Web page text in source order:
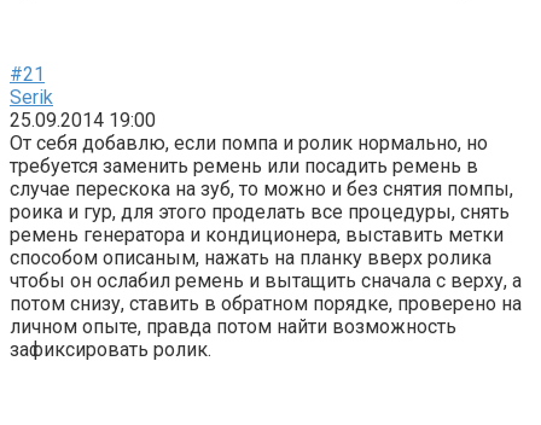
#21
Serik
25.09.2014 19:00
От себя добавлю, если помпа и ролик нормально, но
требуется заменить ремень или посадить ремень в
случае перескока на зуб, то можно и без снятия помпы,
роика и гур, для этого проделать все процедуры, снять
ремень генератора и кондиционера, выставить метки
способом описаным, нажать на планку вверх ролика
чтобы он ослабил ремень и вытащить сначала с верху, а
потом снизу, ставить в обратном порядке, проверено на
личном опыте, правда потом найти возможность
зафиксировать ролик.